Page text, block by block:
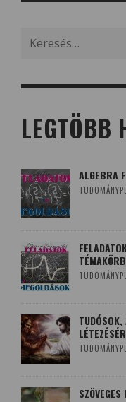
for:
LEGTÖBB
ALGEBRA